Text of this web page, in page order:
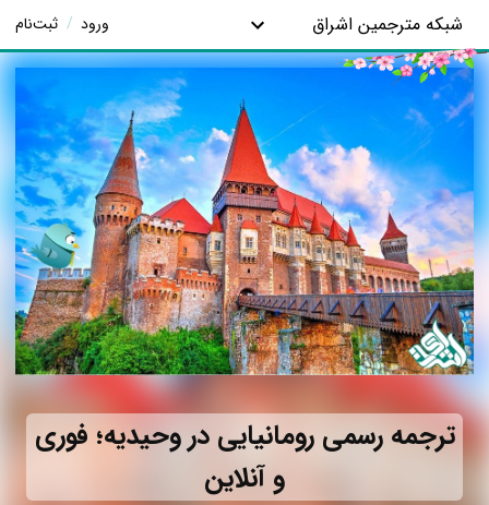
شبکه مترجمین اشراق ورود / ثبت‌نام
ترجمه رسمی رومانیایی در وحیدیه؛ فوری
و آنلاین